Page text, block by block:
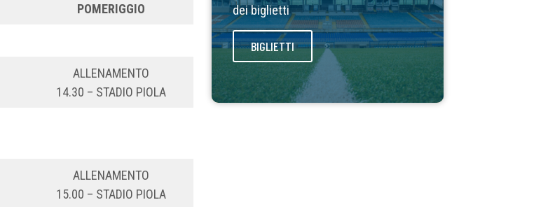
POMERIGGIO
ALLENAMENTO
14.30 – STADIO PIOLA
ALLENAMENTO
15.00 – STADIO PIOLA
dei biglietti
BIGLIETTI